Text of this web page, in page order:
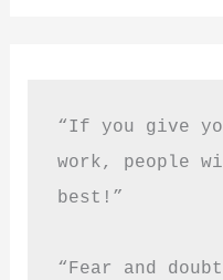
“If you give
work, people
best!”
“Fear and